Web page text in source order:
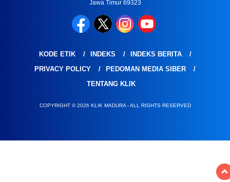
Jawa Timur 69323
KODE ETIK INDEKS
INDEKS BERITA
PRIVACY POLICY
PEDOMAN MEDIA SIBER
TENTANG KLIK
COPYRIGHT © 2026 KLIK MADURA - ALL RIGHTS RESERVED